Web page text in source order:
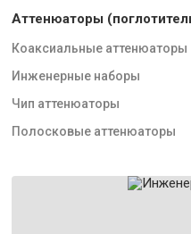
Аттенюаторы
Коаксиальные аттенюаторы
Инженерные наборы
Чип аттенюаторы
Полосковые аттенюаторы